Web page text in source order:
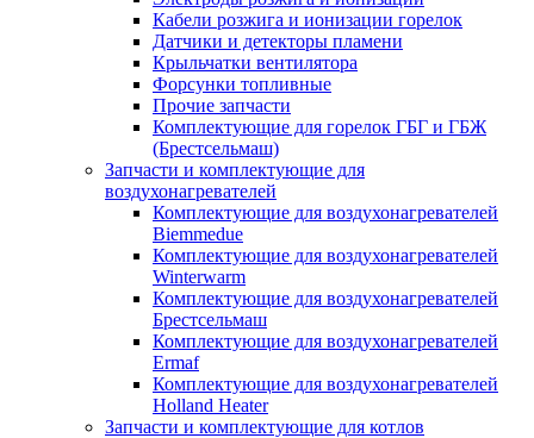
Кабели розжига и ионизации горелок
Датчики и детекторы пламени
Крыльчатки вентилятора
Форсунки топливные
Прочие запчасти
Комплектующие для горелок ГБГ и ГБЖ
(Брестсельмаш)
Запчасти и комплектующие для
воздухонагревателей
Комплектующие для воздухонагревателей
Biemmedue
Комплектующие для воздухонагревателей
Winterwarm
Комплектующие для воздухонагревателей
Брестсельмаш
Комплектующие для воздухонагревателей
Ermaf
Комплектующие для воздухонагревателей
Holland Heater
Запчасти и комплектующие для котлов